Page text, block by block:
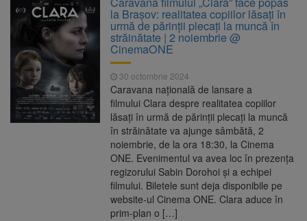
are loc între 14 și 16 august
6 august 2026
Uniunea Europeană acordă
Ucrainei încă 1,4 miliarde de euro din
veniturile activelor rusești înghețate
6 august 2026
Motorina a ajuns la 11,68 lei
în unele benzinării
6 august 2026
Fuego vine la Zărnești.
Recital special pe scena Festivalului „Ecoul
Pietrei Craiului”, pe 2 octombrie
la Brașov: realitatea copiilor lăsați în
urmă de părinții plecați la muncă în
străinătate | 2 noiembrie @
CinemaONE
30 octombrie 2024
Caravana națională de lansare a
filmului Clara despre realitatea copiilor
lăsați în urmă de părinții plecați la muncă
în străinătate va ajunge sâmbătă, 2
noiembrie, de la ora 18:30, la Cinema
ONE. Evenimentul va avea loc în prezența
regizorului Sabin Dorohoi și a echipei
filmului. Biletele sunt deja disponibile pe
website-ul Cinema ONE. Clara aduce în
prim-plan o […]